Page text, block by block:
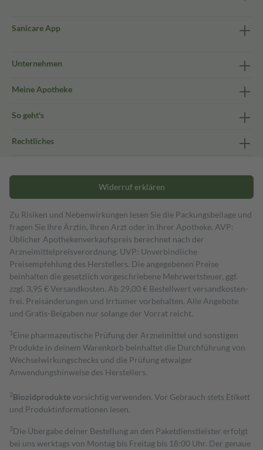
Sanicare App
Unternehmen
Meine Apotheke
So geht's
Rechtliches
Widerruf erklären
Zu Risiken und Nebenwirkungen lesen Sie die Packungsbeilage und
fragen Sie Ihre Ärztin, Ihren Arzt oder in Ihrer Apotheke. AVP:
Üblicher Apothekenverkaufspreis berechnet nach der
Arzneimittelpreisverordnung. UVP: Unverbindliche
Preisempfehlung des Herstellers. Die angegebenen Preise
beinhalten die gesetzlich vorgeschriebene Mehrwertsteuer, ggf.
zzgl. 3,95 € Versandkosten. Ab 29,00 € Bestell­wert versand­kosten­
frei. Preisänderungen und Irrtümer vorbehalten. Alle Angebote
und Gratis-Beigaben nur solange der Vorrat reicht.
1 Eine pharmazeutische Prüfung der Arzneimittel und sonstigen
Produkte in deinem Warenkorb beinhaltet die Durchführung von
Wechselwirkungschecks und die Prüfung etwaiger
Anwendungshinweise des Herstellers.
2Biozidproduktevorsichtig verwenden. Vor Gebrauch stets Etikett
und Produktinformationen lesen.
3Die Übergabe deiner Bestellung an den Paketdienstleister erfolgt
bei uns werktags von Montag bis Freitag bis 18:00 Uhr. Der genaue